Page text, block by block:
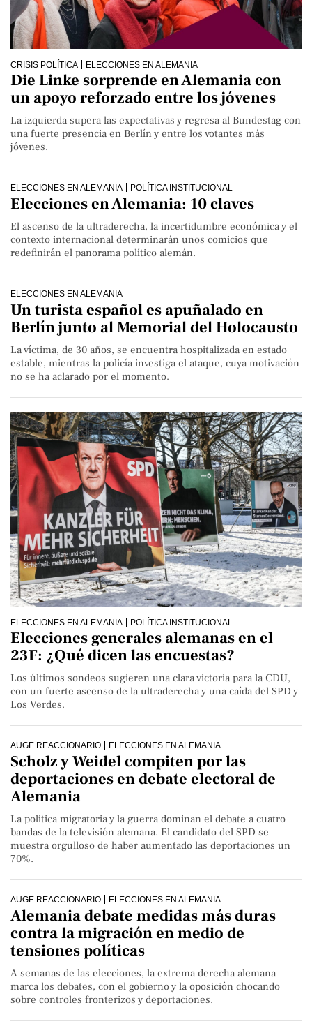
CRISIS POLÍTICA ELECCIONES EN ALEMANIA
Die Linke sorprende en Alemania con
un apoyo reforzado entre los jóvenes
La izquierda supera las expectativas y regresa al Bundestag con
una fuerte presencia en Berlín y entre los votantes más
jóvenes.
ELECCIONES EN ALEMANIA POLÍTICA INSTITUCIONAL
Elecciones en Alemania: 10 claves
El ascenso de la ultraderecha, la incertidumbre económica y el
contexto internacional determinarán unos comicios que
redefinirán el panorama político alemán.
ELECCIONES EN ALEMANIA
Un turista español es apuñalado en
Berlín junto al Memorial del Holocausto
La víctima, de 30 años, se encuentra hospitalizada en estado
estable, mientras la policía investiga el ataque, cuya motivación
no se ha aclarado por el momento.
ELECCIONES EN ALEMANIA POLÍTICA INSTITUCIONAL
Elecciones generales alemanas en el
23F: ¿Qué dicen las encuestas?
Los últimos sondeos sugieren una clara victoria para la CDU,
con un fuerte ascenso de la ultraderecha y una caída del SPD y
Los Verdes.
AUGE REACCIONARIO ELECCIONES EN ALEMANIA
Scholz y Weidel compiten por las
deportaciones en debate electoral de
Alemania
La política migratoria y la guerra dominan el debate a cuatro
bandas de la televisión alemana. El candidato del SPD se
muestra orgulloso de haber aumentado las deportaciones un
70%.
AUGE REACCIONARIO ELECCIONES EN ALEMANIA
Alemania debate medidas más duras
contra la migración en medio de
tensiones políticas
A semanas de las elecciones, la extrema derecha alemana
marca los debates, con el gobierno y la oposición chocando
sobre controles fronterizos y deportaciones.